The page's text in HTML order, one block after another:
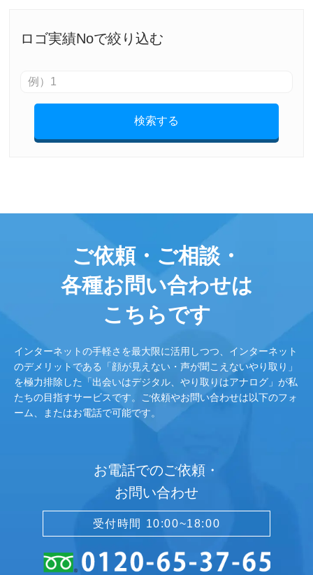
ロゴ実績Noで絞り込む
検索する
ご依頼・ご相談・
各種お問い合わせは
こちらです
インターネットの手軽さを最大限に活用しつつ、インターネット
のデメリットである「顔が見えない・声が聞こえないやり取り」
を極力排除した「出会いはデジタル、やり取りはアナログ」が私
たちの目指すサービスです。ご依頼やお問い合わせは以下のフォ
ーム、またはお電話で可能です。
お電話でのご依頼・
お問い合わせ
受付時間 10:00~18:00